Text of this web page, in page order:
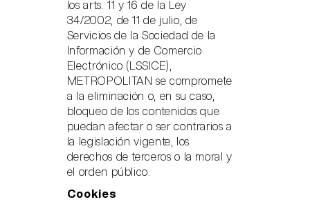
los arts. 11 y 16 de la Ley
34/2002, de 11 de julio, de
Servicios de la Sociedad de la
Información y de Comercio
Electrónico (LSSICE),
METROPOLITAN se compromete
a la eliminación o, en su caso,
bloqueo de los contenidos que
puedan afectar o ser contrarios a
la legislación vigente, los
derechos de terceros o la moral y
el orden público.
Cookies